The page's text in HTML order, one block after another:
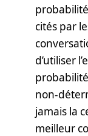
cités par
d’utiliser
non-
jamais la
meilleur